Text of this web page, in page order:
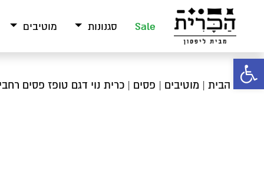
פתח סרגל נגישות
Sale סגנונות מוטיבים
עמוד הבית | מוטיבים | פסים | כרית נוי דגם טופז פסים